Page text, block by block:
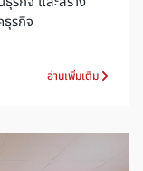
ธุรกิจ
อ่านเพิ่มเติม